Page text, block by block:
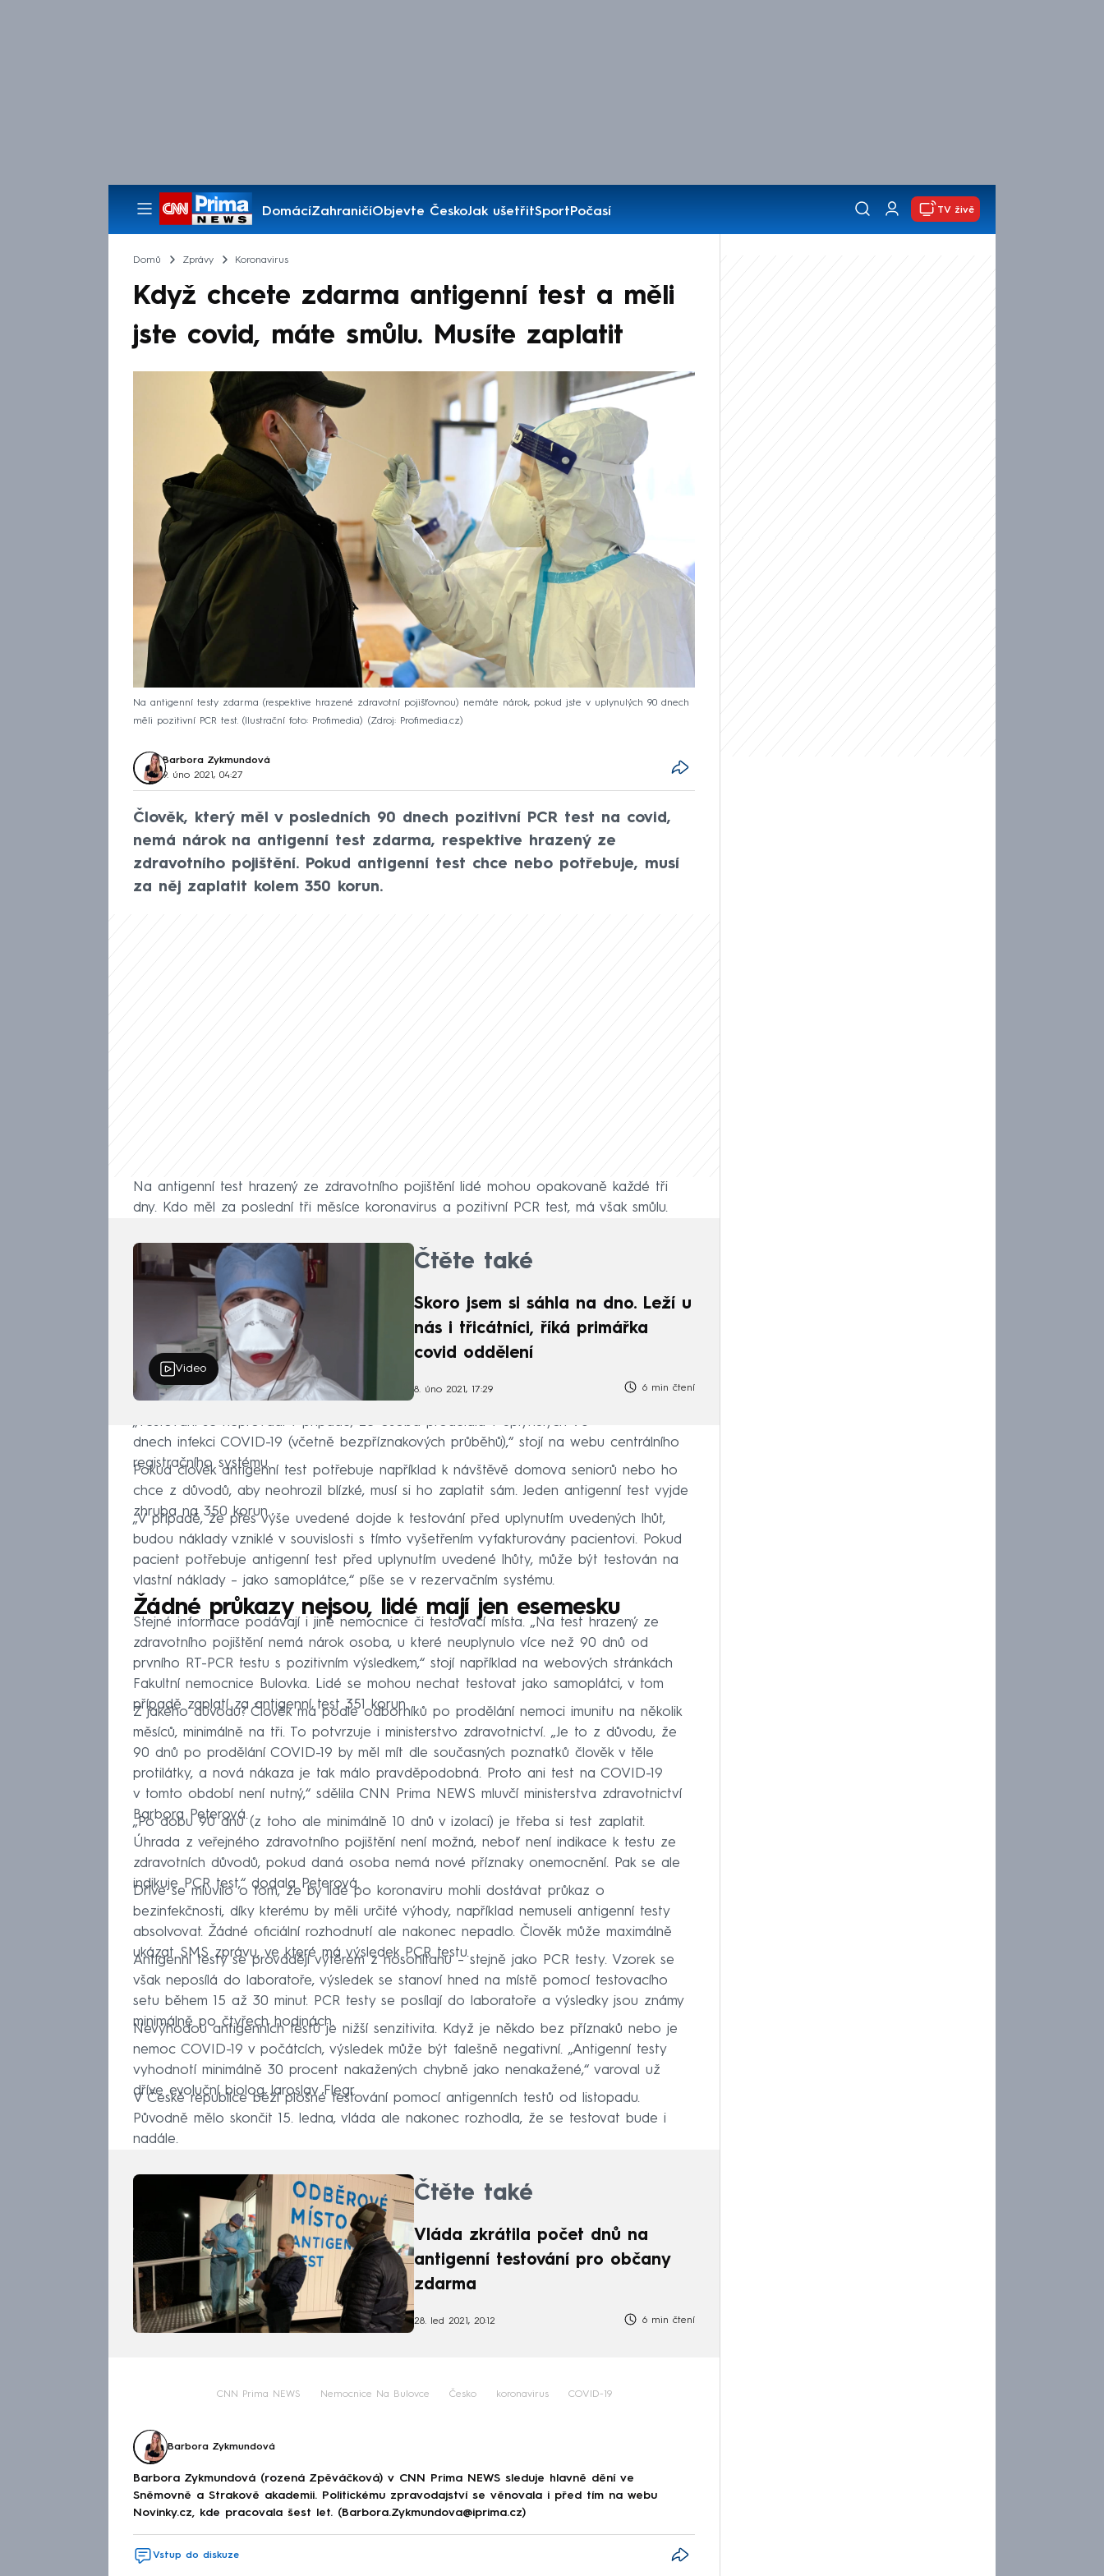
DomácíZahraničíObjevte ČeskoJak ušetřitSportPočasí
Pořady
TV živě
Domů Zprávy Koronavirus
Když chcete zdarma antigenní test a měli
jste covid, máte smůlu. Musíte zaplatit
Na antigenní testy zdarma (respektive hrazené zdravotní pojišťovnou) nemáte nárok, pokud jste v uplynulých 90 dnech
měli pozitivní PCR test. (Ilustrační foto: Profimedia)
Zdroj: Profimedia.cz
Barbora Zykmundová
9. úno 2021, 04:27
Člověk, který měl v posledních 90 dnech pozitivní PCR test na covid,
nemá nárok na antigenní test zdarma, respektive hrazený ze
zdravotního pojištění. Pokud antigenní test chce nebo potřebuje, musí
za něj zaplatit kolem 350 korun.
Na antigenní test hrazený ze zdravotního pojištění lidé mohou opakovaně každé tři
dny. Kdo měl za poslední tři měsíce koronavirus a pozitivní PCR test, má však smůlu.
Video
Čtěte také
Skoro jsem si sáhla na dno. Leží u
nás i třicátníci, říká primářka
covid oddělení
8. úno 2021, 17:29 6 min čtení
„Testování se neprovádí v případě, že osoba prodělala v uplynulých 90
dnech infekci COVID-19 (včetně bezpříznakových průběhů),“ stojí na webu centrálního
registračního systému.
Pokud člověk antigenní test potřebuje například k návštěvě domova seniorů nebo ho
chce z důvodů, aby neohrozil blízké, musí si ho zaplatit sám. Jeden antigenní test vyjde
zhruba na 350 korun.
„V případě, že přes výše uvedené dojde k testování před uplynutím uvedených lhůt,
budou náklady vzniklé v souvislosti s tímto vyšetřením vyfakturovány pacientovi. Pokud
pacient potřebuje antigenní test před uplynutím uvedené lhůty, může být testován na
vlastní náklady – jako samoplátce,“ píše se v rezervačním systému.
Žádné průkazy nejsou, lidé mají jen esemesku
Stejné informace podávají i jiné nemocnice či testovací místa. „Na test hrazený ze
zdravotního pojištění nemá nárok osoba, u které neuplynulo více než 90 dnů od
prvního RT-PCR testu s pozitivním výsledkem,“ stojí například na webových stránkách
Fakultní nemocnice Bulovka. Lidé se mohou nechat testovat jako samoplátci, v tom
případě zaplatí za antigenní test 351 korun.
Z jakého důvodu? Člověk má podle odborníků po prodělání nemoci imunitu na několik
měsíců, minimálně na tři. To potvrzuje i ministerstvo zdravotnictví. „Je to z důvodu, že
90 dnů po prodělání COVID-19 by měl mít dle současných poznatků člověk v těle
protilátky, a nová nákaza je tak málo pravděpodobná. Proto ani test na COVID-19
v tomto období není nutný,“ sdělila CNN Prima NEWS mluvčí ministerstva zdravotnictví
Barbora Peterová.
„Po dobu 90 dnů (z toho ale minimálně 10 dnů v izolaci) je třeba si test zaplatit.
Úhrada z veřejného zdravotního pojištění není možná, neboť není indikace k testu ze
zdravotních důvodů, pokud daná osoba nemá nové příznaky onemocnění. Pak se ale
indikuje PCR test,“ dodala Peterová.
Dříve se mluvilo o tom, že by lidé po koronaviru mohli dostávat průkaz o
bezinfekčnosti, díky kterému by měli určité výhody, například nemuseli antigenní testy
absolvovat. Žádné oficiální rozhodnutí ale nakonec nepadlo. Člověk může maximálně
ukázat SMS zprávu, ve které má výsledek PCR testu.
Antigenní testy se provádějí výtěrem z nosohltanu – stejně jako PCR testy. Vzorek se
však neposílá do laboratoře, výsledek se stanoví hned na místě pomocí testovacího
setu během 15 až 30 minut. PCR testy se posílají do laboratoře a výsledky jsou známy
minimálně po čtyřech hodinách.
Nevýhodou antigenních testů je nižší senzitivita. Když je někdo bez příznaků nebo je
nemoc COVID-19 v počátcích, výsledek může být falešně negativní. „Antigenní testy
vyhodnotí minimálně 30 procent nakažených chybně jako nenakažené,“ varoval už
dříve evoluční biolog Jaroslav Flegr.
V České republice běží plošné testování pomocí antigenních testů od listopadu.
Původně mělo skončit 15. ledna, vláda ale nakonec rozhodla, že se testovat bude i
nadále.
Čtěte také
Vláda zkrátila počet dnů na
antigenní testování pro občany
zdarma
28. led 2021, 20:12 6 min čtení
CNN Prima NEWS Nemocnice Na Bulovce Česko koronavirus COVID-19
Barbora Zykmundová
Barbora Zykmundová (rozená Zpěváčková) v CNN Prima NEWS sleduje hlavně dění ve
Sněmovně a Strakově akademii. Politickému zpravodajství se věnovala i před tím na webu
Novinky.cz, kde pracovala šest let. (Barbora.Zykmundova@iprima.cz)
Vstup do diskuze